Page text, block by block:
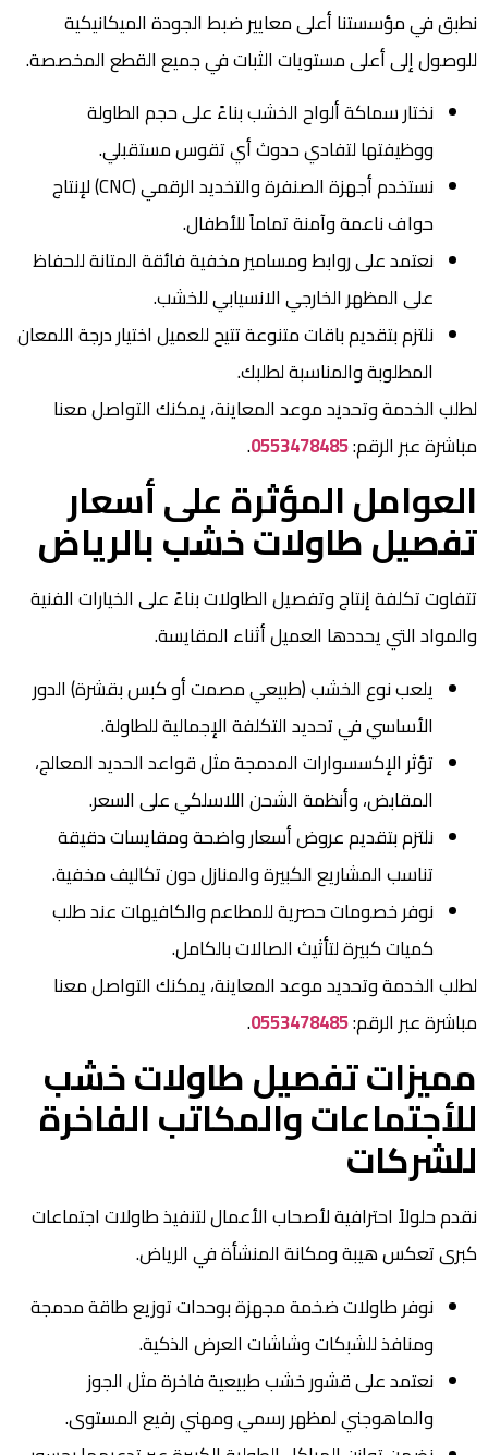
نطبق في مؤسستنا أعلى معايير ضبط الجودة الميكانيكية
للوصول إلى أعلى مستويات الثبات في جميع القطع المخصصة.
نختار سماكة ألواح الخشب بناءً على حجم الطاولة
ووظيفتها لتفادي حدوث أي تقوس مستقبلي.
نستخدم أجهزة الصنفرة والتخديد الرقمي (CNC) لإنتاج
حواف ناعمة وآمنة تماماً للأطفال.
نعتمد على روابط ومسامير مخفية فائقة المتانة للحفاظ
على المظهر الخارجي الانسيابي للخشب.
نلتزم بتقديم باقات متنوعة تتيح للعميل اختيار درجة اللمعان
المطلوبة والمناسبة لطلبك.
لطلب الخدمة وتحديد موعد المعاينة، يمكنك التواصل معنا
مباشرة عبر الرقم:0553478485
.
العوامل المؤثرة على أسعار
تفصيل طاولات خشب بالرياض
تتفاوت تكلفة إنتاج وتفصيل الطاولات بناءً على الخيارات الفنية
والمواد التي يحددها العميل أثناء المقايسة.
يلعب نوع الخشب (طبيعي مصمت أو كبس بقشرة) الدور
الأساسي في تحديد التكلفة الإجمالية للطاولة.
تؤثر الإكسسوارات المدمجة مثل قواعد الحديد المعالج،
المقابض، وأنظمة الشحن اللاسلكي على السعر.
نلتزم بتقديم عروض أسعار واضحة ومقايسات دقيقة
تناسب المشاريع الكبيرة والمنازل دون تكاليف مخفية.
نوفر خصومات حصرية للمطاعم والكافيهات عند طلب
كميات كبيرة لتأثيث الصالات بالكامل.
لطلب الخدمة وتحديد موعد المعاينة، يمكنك التواصل معنا
مباشرة عبر الرقم:0553478485
.
مميزات تفصيل طاولات خشب
للأجتماعات والمكاتب الفاخرة
للشركات
نقدم حلولاً احترافية لأصحاب الأعمال لتنفيذ طاولات اجتماعات
كبرى تعكس هيبة ومكانة المنشأة في الرياض.
نوفر طاولات ضخمة مجهزة بوحدات توزيع طاقة مدمجة
ومنافذ للشبكات وشاشات العرض الذكية.
نعتمد على قشور خشب طبيعية فاخرة مثل الجوز
والماهوجني لمظهر رسمي ومهني رفيع المستوى.